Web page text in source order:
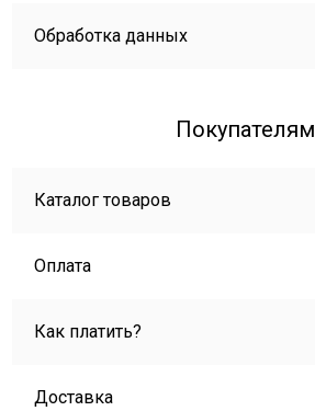
Обработка данных
Покупателям
Каталог товаров
Оплата
Как платить?
Доставка